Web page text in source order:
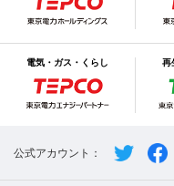
電気・ガス・くらし 再
公式アカウント：